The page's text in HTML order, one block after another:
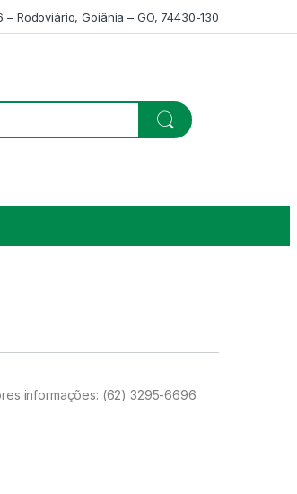
– Rodoviário, Goiânia – GO, 74430-130
informações: (62) 3295-6696